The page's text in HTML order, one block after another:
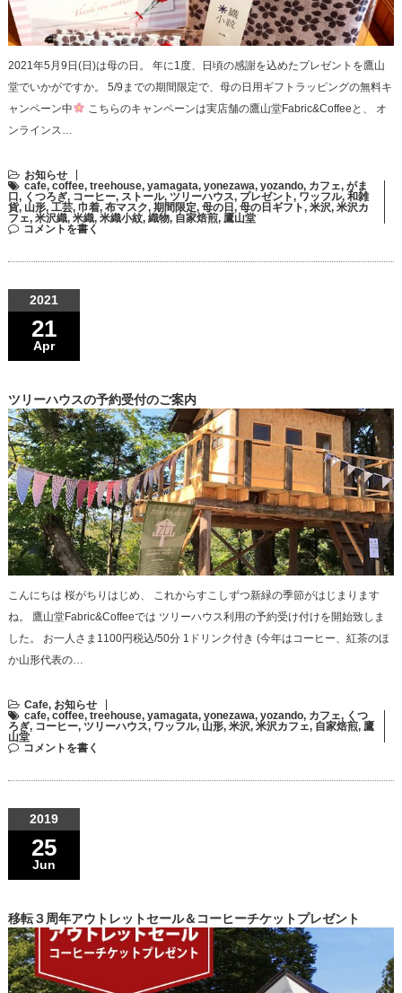
2021年5月9日(日)は母の日。 年に1度、日頃の感謝を込めたプレゼントを鷹山
堂でいかがですか。 5/9までの期間限定で、母の日用ギフトラッピングの無料キ
ャンペーン中
こちらのキャンペーンは実店舗の鷹山堂Fabric&Coffeeと、 オ
ンラインス…
お知らせ
cafe, coffee, treehouse, yamagata, yonezawa, yozando, カフェ, がま
口, くつろぎ, コーヒー, ストール, ツリーハウス, プレゼント, ワッフル, 和雑
貨, 山形, 工芸, 巾着, 布マスク, 期間限定, 母の日, 母の日ギフト, 米沢, 米沢カ
フェ, 米沢織, 米織, 米織小紋, 織物, 自家焙煎, 鷹山堂
コメントを書く
2021
21
Apr
ツリーハウスの予約受付のご案内
こんにちは 桜がちりはじめ、 これからすこしずつ新緑の季節がはじまります
ね。 鷹山堂Fabric&Coffeeでは ツリーハウス利用の予約受け付けを開始致しま
した。 お一人さま1100円税込/50分 1ドリンク付き (今年はコーヒー、紅茶のほ
か山形代表の…
Cafe, お知らせ
cafe, coffee, treehouse, yamagata, yonezawa, yozando, カフェ, くつ
ろぎ, コーヒー, ツリーハウス, ワッフル, 山形, 米沢, 米沢カフェ, 自家焙煎, 鷹
山堂
コメントを書く
2019
25
Jun
移転３周年アウトレットセール＆コーヒーチケットプレゼント